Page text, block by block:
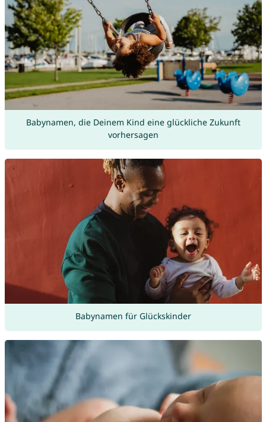
Babynamen, die Deinem Kind eine glückliche Zukunft
vorhersagen
Babynamen für Glückskinder